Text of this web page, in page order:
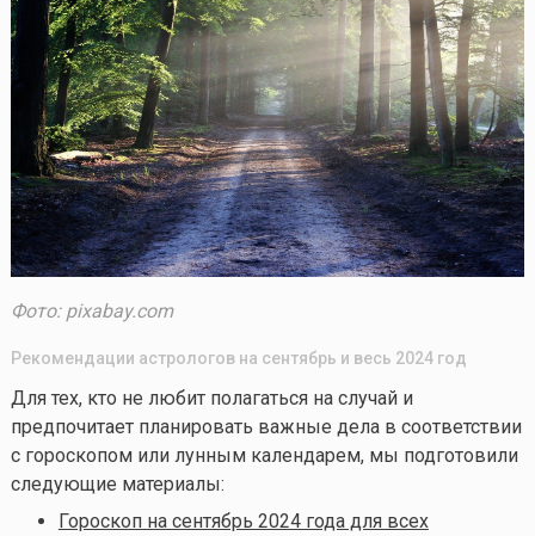
Фото: pixabay.com
Рекомендации астрологов на сентябрь и весь 2024 год
Для тех, кто не любит полагаться на случай и
предпочитает планировать важные дела в соответствии
с гороскопом или лунным календарем, мы подготовили
следующие материалы:
Гороскоп на сентябрь 2024 года для всех